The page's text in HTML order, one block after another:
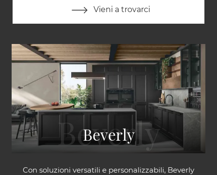
Beverly
Con soluzioni versatili e personalizzabili, Beverly
Vieni a trovarci